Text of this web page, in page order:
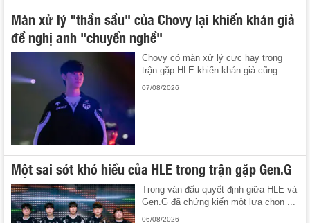
Màn xử lý "thần sầu" của Chovy lại khiến khán giả
đề nghị anh "chuyển nghề"
Chovy có màn xử lý cực hay trong
trận gặp HLE khiến khán giả cũng ...
07/08/2026
Một sai sót khó hiểu của HLE trong trận gặp Gen.G
Trong ván đấu quyết định giữa HLE và
Gen.G đã chứng kiến một lựa chọn ...
06/08/2026